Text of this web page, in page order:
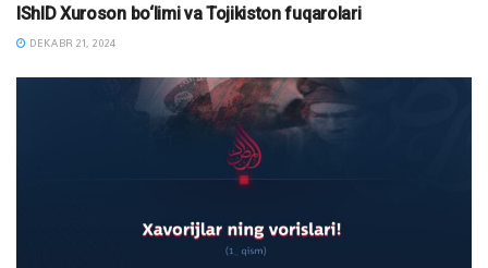
IShID Xuroson bo‘limi va Tojikiston fuqarolari
DEKABR 21, 2024